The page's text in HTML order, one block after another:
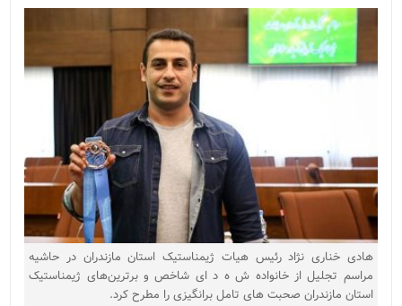
هادی خناری نژاد رئیس هیات ژیمناستیک استان مازندران در حاشیه
مراسم تجلیل از خانواده ش ه د ای شاخص و برترین‌های ژیمناستیک
استان مازندران صحبت های تامل برانگیزی را مطرح کرد.